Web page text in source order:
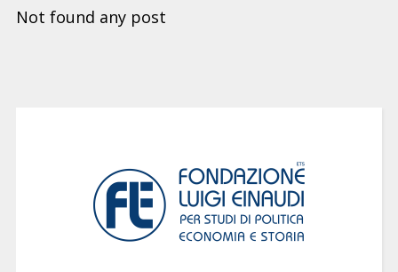
Not found any post